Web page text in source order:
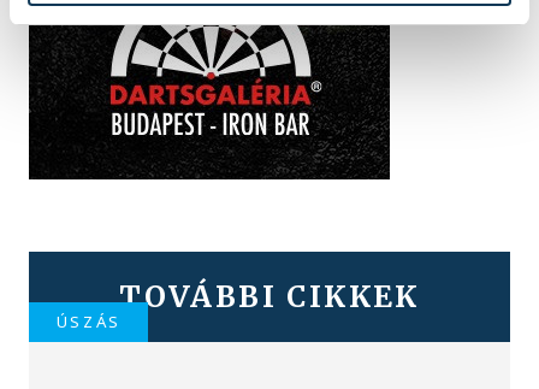
TOVÁBBI CIKKEK
ÚSZÁS